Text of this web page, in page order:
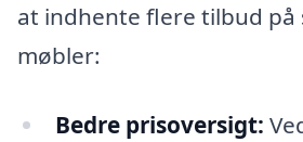
at indhente flere tilbud på
møbler:
Bedre prisoversigt: